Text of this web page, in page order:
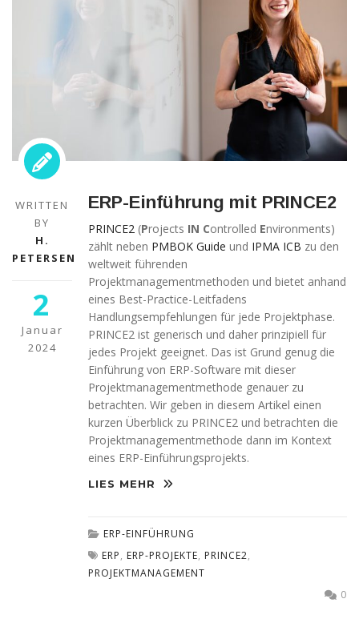
WRITTEN
BY
H.
PETERSEN
2
Januar
2024
ERP-Einführung mit PRINCE2
PRINCE2 (Projects IN Controlled Environments)
zählt neben PMBOK Guide und IPMA ICB zu den
weltweit führenden
Projektmanagementmethoden und bietet anhand
eines Best-Practice-Leitfadens
Handlungsempfehlungen für jede Projektphase.
PRINCE2 ist generisch und daher prinzipiell für
jedes Projekt geeignet. Das ist Grund genug die
Einführung von ERP-Software mit dieser
Projektmanagementmethode genauer zu
betrachten. Wir geben in diesem Artikel einen
kurzen Überblick zu PRINCE2 und betrachten die
Projektmanagementmethode dann im Kontext
eines ERP-Einführungsprojekts.
LIES MEHR
ERP-EINFÜHRUNG
ERP, ERP-PROJEKTE, PRINCE2,
PROJEKTMANAGEMENT
0
notwendige
optional,
sondern
technisch für
notwendig.
Daher ist hier
keine
Einschränkung
möglich.
Statistiken
Diese Cookies
helfen uns dabei
die Funktionalität
verbessern. Sie
Statistiken und
pseudonymisierte
Kenntnisse über